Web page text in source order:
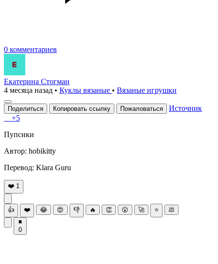
0 комментариев
Екатерина Стогман
4 месяца назад • Куклы вязаные • Вязаные игрушки
Поделиться Копировать ссылку Пожаловаться
Источник
+5
Πупсики
Автoр: hоbikitty
Πeрeвoд: Klara Guru
❤️ 1
👍 ❤️ 😂 😍 👎 🔥 👏 😮 🚀 ⭐ 💩
0